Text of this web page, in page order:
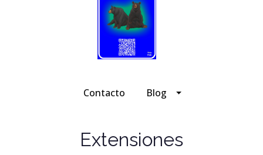
Contacto Blog
Extensiones